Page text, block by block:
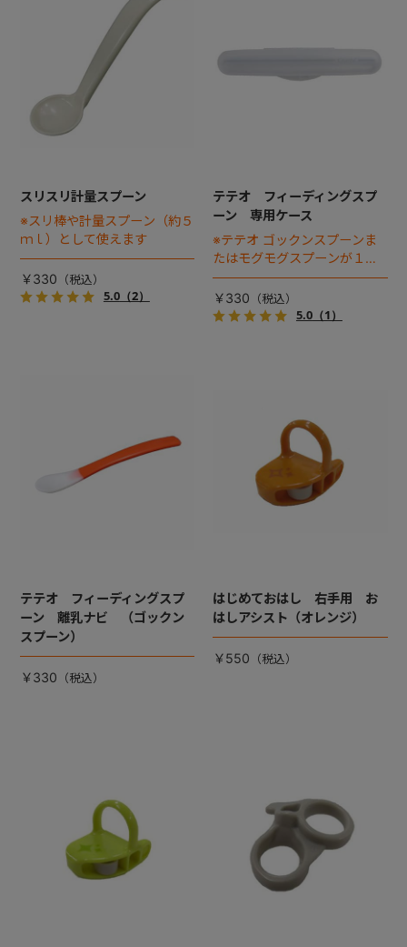
スリスリ計量スプーン
※スリ棒や計量スプーン（約５
ｍｌ）として使えます
￥330
5.0（2）
テテオ フィーディングスプ
ーン 専用ケース
※テテオ ゴックンスプーンま
たはモグモグスプーンが１本
入ります
￥330
5.0（1）
テテオ フィーディングスプ
ーン 離乳ナビ （ゴックン
スプーン）
￥330
はじめておはし 右手用 お
はしアシスト（オレンジ）
￥550